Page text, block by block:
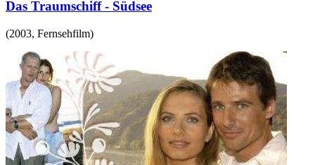
Das Traumschiff - Südsee
(2003, Fernsehfilm)